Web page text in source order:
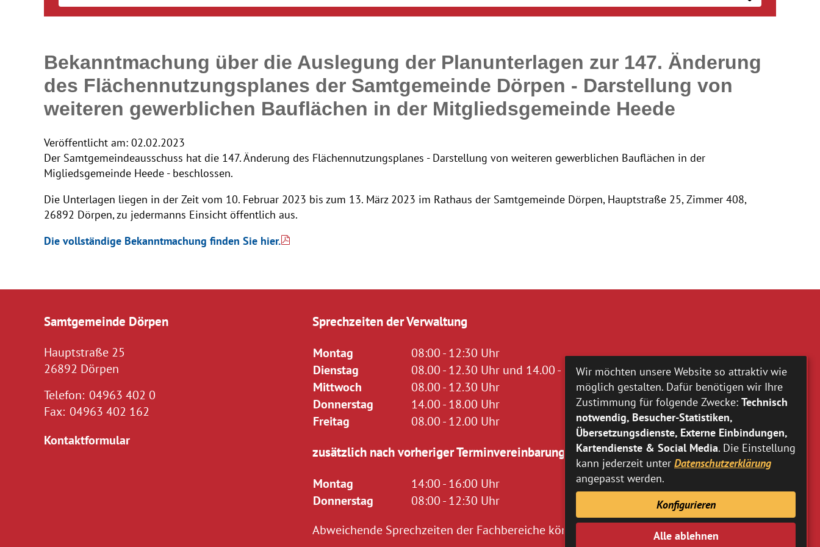
Bekanntmachung über die Auslegung der Planunterlagen zur 147. Änderung
des Flächennutzungsplanes der Samtgemeinde Dörpen - Darstellung von
weiteren gewerblichen Bauflächen in der Mitgliedsgemeinde Heede
Veröffentlicht am: 02.02.2023
Der Samtgemeindeausschuss hat die 147. Änderung des Flächennutzungsplanes - Darstellung von weiteren gewerblichen Bauflächen in der
Migliedsgemeinde Heede - beschlossen.
Die Unterlagen liegen in der Zeit vom 10. Februar 2023 bis zum 13. März 2023 im Rathaus der Samtgemeinde Dörpen, Hauptstraße 25, Zimmer 408,
26892 Dörpen, zu jedermanns Einsicht öffentlich aus.
Die vollständige Bekanntmachung finden Sie hier.
Samtgemeinde Dörpen
Hauptstraße 25
26892 Dörpen
Telefon: 04963 402 0
Fax: 04963 402 162
Kontaktformular
Sprechzeiten der Verwaltung
Montag
08:00 - 12:30 Uhr
Dienstag
08.00 - 12.30 Uhr und 14.00 - 16.00 Uhr
Mittwoch
08.00 - 12.30 Uhr
Donnerstag
14.00 - 18.00 Uhr
Freitag
08.00 - 12.00 Uhr
zusätzlich nach vorheriger Terminvereinbarung:
Montag
14:00 - 16:00 Uhr
Donnerstag
08:00 - 12:30 Uhr
Abweichende Sprechzeiten der Fachbereiche können Sie
entnehmen.
Wir möchten unsere Website so attraktiv wie
möglich gestalten. Dafür benötigen wir Ihre
Zustimmung für folgende Zwecke: Technisch
notwendig, Besucher-Statistiken,
Übersetzungsdienste, Externe Einbindungen,
Kartendienste & Social Media. Die Einstellung
kann jederzeit unter Datenschutzerklärung
angepasst werden.
Konfigurieren
Alle ablehnen